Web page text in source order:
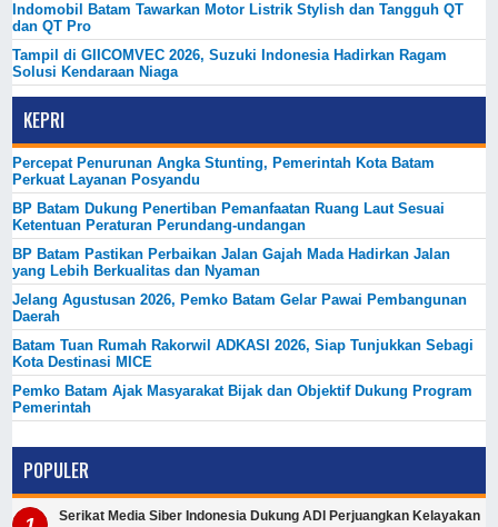
Indomobil Batam Tawarkan Motor Listrik Stylish dan Tangguh QT
dan QT Pro
Tampil di GIICOMVEC 2026, Suzuki Indonesia Hadirkan Ragam
Solusi Kendaraan Niaga
KEPRI
Percepat Penurunan Angka Stunting, Pemerintah Kota Batam
Perkuat Layanan Posyandu
BP Batam Dukung Penertiban Pemanfaatan Ruang Laut Sesuai
Ketentuan Peraturan Perundang-undangan
BP Batam Pastikan Perbaikan Jalan Gajah Mada Hadirkan Jalan
yang Lebih Berkualitas dan Nyaman
Jelang Agustusan 2026, Pemko Batam Gelar Pawai Pembangunan
Daerah
Batam Tuan Rumah Rakorwil ADKASI 2026, Siap Tunjukkan Sebagi
Kota Destinasi MICE
Pemko Batam Ajak Masyarakat Bijak dan Objektif Dukung Program
Pemerintah
POPULER
Serikat Media Siber Indonesia Dukung ADI Perjuangkan Kelayakan